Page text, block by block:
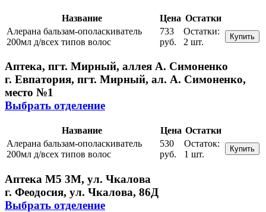
Название Цена Остатки
Алерана бальзам-ополаскиватель
200мл д/всех типов волос
733
руб.
Остатки:
2 шт.
Купить
Аптека, пгт. Мирный, аллея А. Симоненко
г. Евпатория, пгт. Мирный, ал. А. Симоненко,
место №1
Выбрать отделение
Название Цена Остатки
Алерана бальзам-ополаскиватель
200мл д/всех типов волос
530
руб.
Остаток:
1 шт.
Купить
Аптека М5 3М, ул. Чкалова
г. Феодосия, ул. Чкалова, 86Д
Выбрать отделение